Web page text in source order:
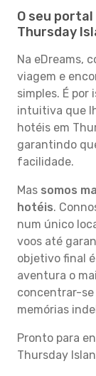
O seu
Thursday
Na eDreams,
viagem e
simples. É
intuitiva que
hotéis em
garantindo
facilidade.
Mas somos
hotéis.
num único
voos até
objetivo final
aventura o
concentrar-
memórias
Pronto para
Thursday